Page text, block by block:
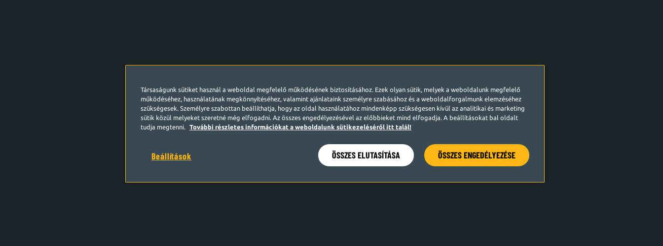
Társaságunk sütiket használ a weboldal megfelelő működésének biztosításához. Ezek olyan sütik, melyek a weboldalunk megfelelő
működéséhez, használatának megkönnyítéséhez, valamint ajánlataink személyre szabásához és a weboldalforgalmunk elemzéséhez
szükségesek. Személyre szabottan beállíthatja, hogy az oldal használatához mindenképp szükségesen kívül az analitikai és marketing
sütik közül melyeket szeretné még elfogadni. Az összes engedélyezésével az előbbieket mind elfogadja. A beállításokat bal oldalt
tudja megtenni.
További részletes információkat a weboldalunk sütikezeléséről itt talál!
Beállítások ÖSSZES ELUTASÍTÁSA ÖSSZES ENGEDÉLYEZÉSE